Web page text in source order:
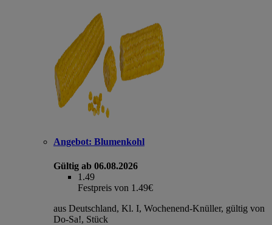
Angebot: Blumenkohl
Gültig ab 06.08.2026
1.49
Festpreis von 1.49€
aus Deutschland, Kl. I, Wochenend-Knüller, gültig von
Do-Sa!, Stück